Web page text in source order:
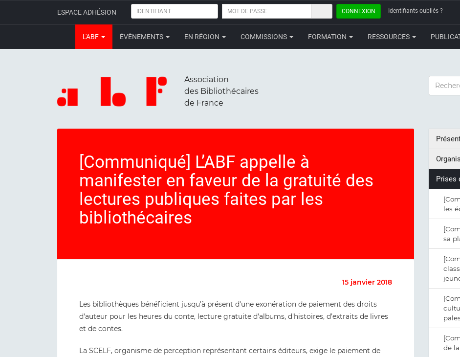
ESPACE ADHÉSION IDENTIFIANT
MOT
PASSE
CONNEXION Identifiants oubliés ?
L'ABF ÉVÈNEMENTS EN RÉGION COMMISSIONS FORMATION RESSOURCES
Association
des Bibliothécaires
de France
[Communiqué] L’ABF appelle à
manifester en faveur de la gratuité des
lectures publiques faites par les
bibliothécaires
15 janvier 2018
Les bibliothèques bénéficient jusqu'à présent d'une exonération de paiement des droits
d'auteur pour les heures du conte, lecture gratuite d'albums, d'histoires, d’extraits de livres
et de contes.
La SCELF, organisme de perception représentant certains éditeurs, exige le paiement de
Prises
les
sa
de